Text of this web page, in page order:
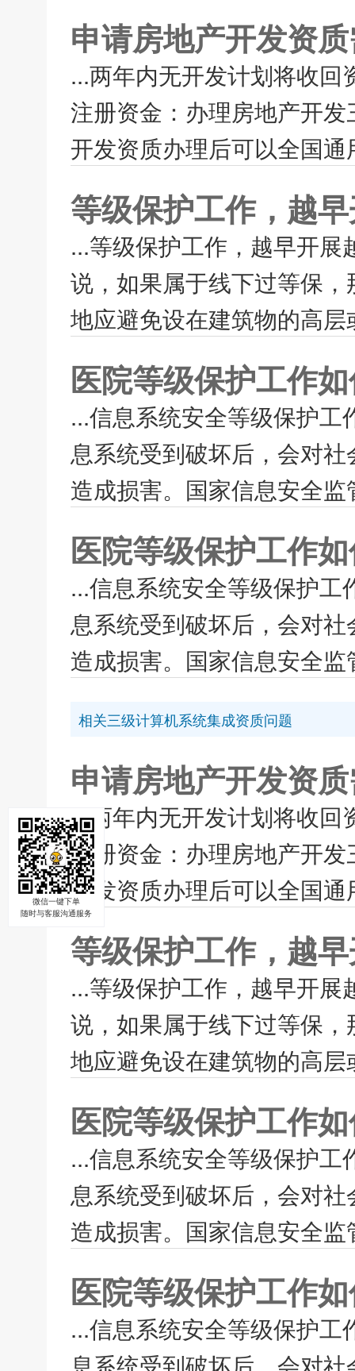
申请房地产开发资
...两年内无开发计划将收
注册资金：办理房地产开
开发资质办理后可以全国
等级保护工作，越
...等级保护工作，越早开
说，如果属于线下过等保
地应避免设在建筑物的高
医院等级保护工作
...信息系统安全等级保护
息系统受到破坏后，会对
造成损害。国家信息安全
医院等级保护工作
...信息系统安全等级保护
息系统受到破坏后，会对
造成损害。国家信息安全
相关三级计算机系统集成资质问题
申请房地产开发资
...两年内无开发计划将收回
注册资金：办理房地产开
开发资质办理后可以全国
等级保护工作，越
...等级保护工作，越早开
说，如果属于线下过等保
地应避免设在建筑物的高
医院等级保护工作
...信息系统安全等级保护
息系统受到破坏后，会对
造成损害。国家信息安全
医院等级保护工作
...信息系统安全等级保护
息系统受到破坏后，会对
微信一键下单
随时与客服沟通服务